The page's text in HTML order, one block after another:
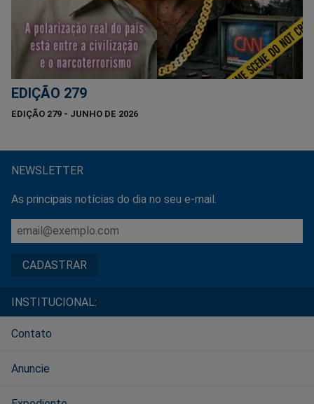
EDIÇÃO 279
EDIÇÃO 279 - JUNHO DE 2026
NEWSLETTER
As principais notícias do dia no seu e-mail.
INSTITUCIONAL:
Contato
Anuncie